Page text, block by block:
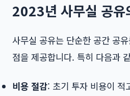
2023년 사무실 공유
사무실 공유는 단순한 공간 공
점을 제공합니다. 특히 다음과
비용 절감: 초기 투자 비용이 적